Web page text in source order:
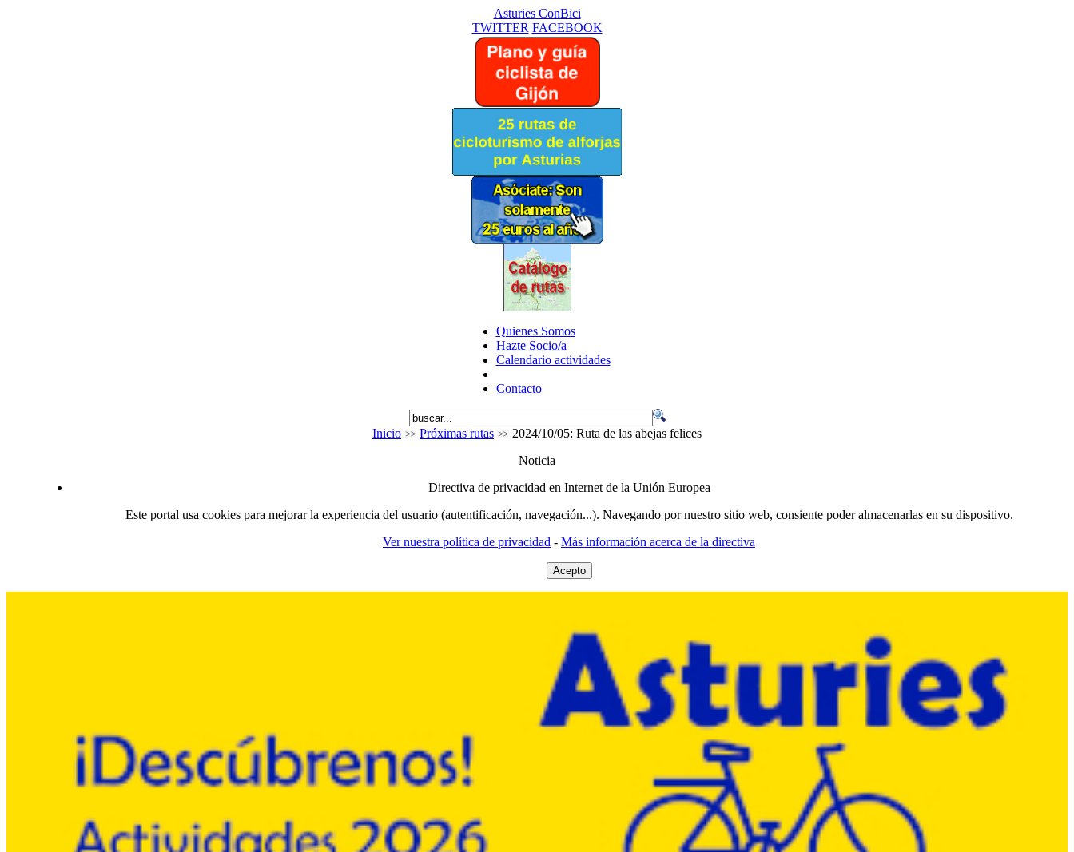
Asturies ConBici
TWITTER FACEBOOK
Quienes Somos
Hazte Socio/a
Calendario actividades
Contacto
Inicio Próximas rutas
2024/10/05: Ruta de las abejas felices
Noticia
Directiva de privacidad en Internet de la Unión Europea
Este portal usa cookies para mejorar la experiencia del usuario (autentificación, navegación...). Navegando por nuestro sitio web, consiente poder almacenarlas en su dispositivo.
Ver nuestra política de privacidad - Más información acerca de la directiva
Acepto